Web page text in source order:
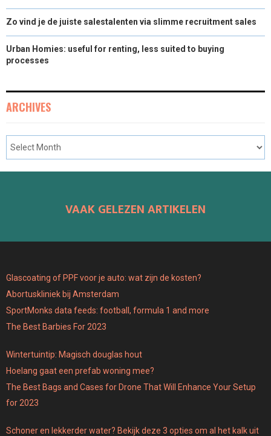
Zo vind je de juiste salestalenten via slimme recruitment sales
Urban Homies: useful for renting, less suited to buying
processes
ARCHIVES
VAAK GELEZEN ARTIKELEN
Glascoating of PPF voor je auto: wat zijn de kosten?
Abortuskliniek bij Amsterdam
SportMonks data feeds: football, formula 1 and more
The Best Barbies For 2023
Wintertuintip: Magisch douglas hout
Hoelang gaat een prefab woning mee?
The Best Bags and Cases for Drone That Will Enhance Your Setup
for 2023
Schoner en lekkerder water? Bekijk deze 3 opties om al het kalk uit